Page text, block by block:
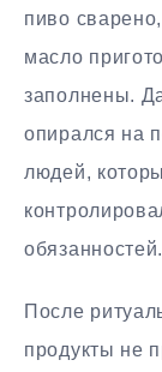
пиво
масло
заполнены.
опирался на
людей,
обязанностей.
После
продукты не